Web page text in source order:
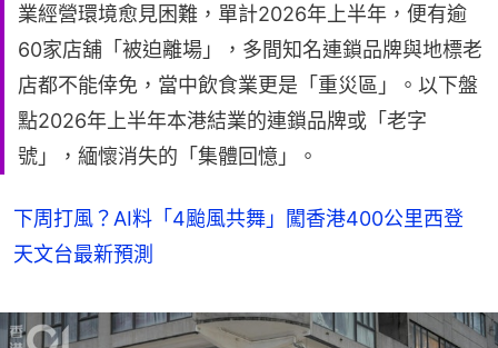
業經營環境愈見困難，單計2026年上半年，便有逾
60家店舖「被迫離場」，多間知名連鎖品牌與地標老
店都不能倖免，當中飲食業更是「重災區」。以下盤
點2026年上半年本港結業的連鎖品牌或「老字
號」，緬懷消失的「集體回憶」。
下周打風？AI料「4颱風共舞」闖香港400公里西登
天文台最新預測